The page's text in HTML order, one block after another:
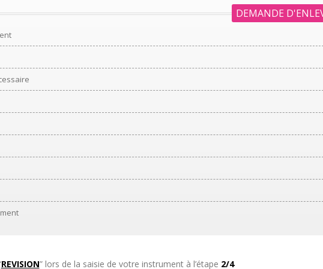
DEMANDE
REVISION” lors de la saisie de votre instrument à l’étape 2/4